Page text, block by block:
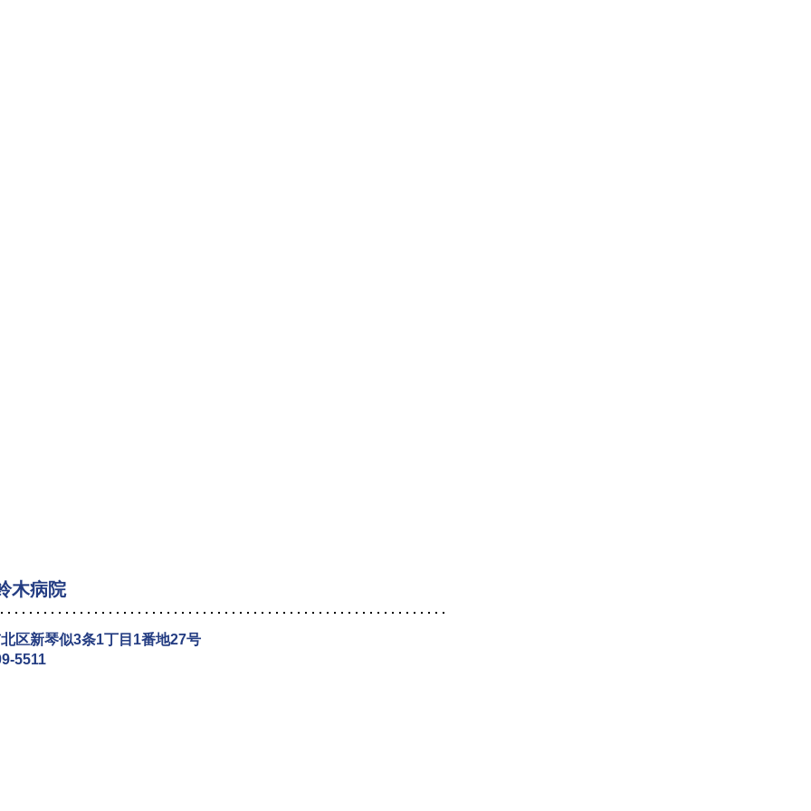
木病院
区新琴似3条1丁目1番地27号
5511